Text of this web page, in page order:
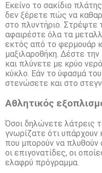
Εκείνο το σακίδιο
δεν ξέρετε πώς να
στο πλυντήριο.
αφαιρέστε όλα τα
εκτός από το φερμουάρ
μαξιλαροθήκη. Δέστε
και πλύνετε με κρύο
κύκλο. Εάν το ύφασμά
στενώσετε και στο
Αθλητικός
Όσοι δηλώνετε λάτρεις
γνωρίζατε ότι υπάρχουν
που μπορούν να πλυθούν
οι επιγονατίδες, οι
ελαφρύ πρόγραμμα.